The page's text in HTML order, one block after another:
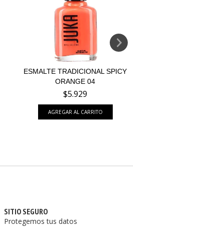
ESMALTE TRADICIONAL SPICY
ORANGE 04
$5.929
SITIO SEGURO
Protegemos tus datos